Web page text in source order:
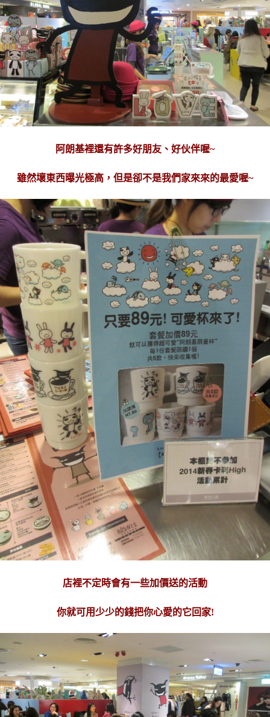
阿朗基裡還有許多好朋友、好伙伴喔~
雖然壞東西曝光極高，但是卻不是我們家來來的最愛喔~
店裡不定時會有一些加價送的活動
你就可用少少的錢把你心愛的它回家!